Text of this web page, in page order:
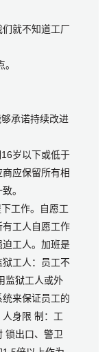
就不知道工厂
承诺持续改进
岁以下或低于
应保留所有相
。
工作。自愿工
工人自愿工作
工人。加班是
工人：员工不
监狱工人或外
来保证员工的
身限 制：工
锁出口、警卫